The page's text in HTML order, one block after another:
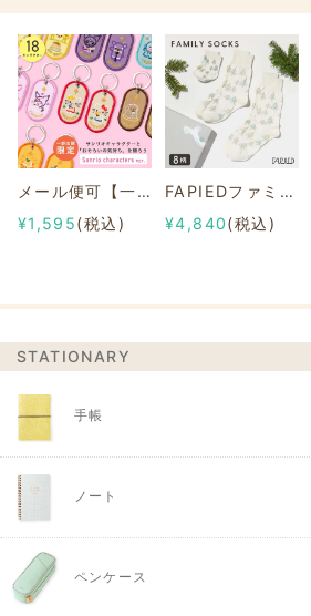
メール便可【一部店舗限定】2/8b PAIR KEY RING Sanrio characters ver.
¥1,595(税込)
FAPIEDファミリーソックスセット 総柄
¥4,840(税込)
STATIONARY
手帳
ノート
ペンケース